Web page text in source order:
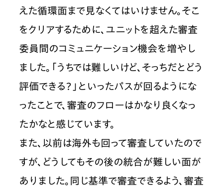
えた循環面まで見なくてはいけません。そこ
をクリアするために、ユニットを超えた審査
委員間のコミュニケーション機会を増やし
ました。「うちでは難しいけど、そっちだとどう
評価できる？」といったパスが回るようにな
ったことで、審査のフローはかなり良くなっ
たかなと感じています。
また、以前は海外も回って審査していたので
すが、どうしてもその後の統合が難しい面が
ありました。同じ基準で審査できるよう、審査